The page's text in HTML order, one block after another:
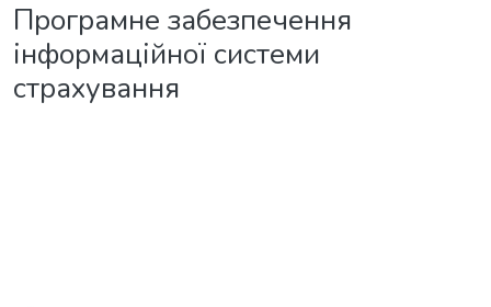
Програмне забезпечення
інформаційної системи
страхування